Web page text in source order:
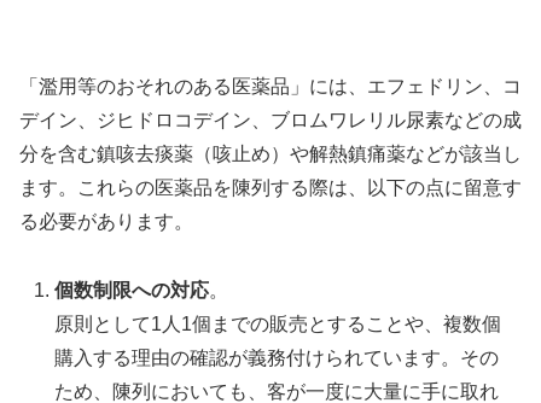
「濫用等のおそれのある医薬品」には、エフェドリン、コ
デイン、ジヒドロコデイン、ブロムワレリル尿素などの成
分を含む鎮咳去痰薬（咳止め）や解熱鎮痛薬などが該当し
ます。これらの医薬品を陳列する際は、以下の点に留意す
る必要があります。
個数制限への対応。
原則として1人1個までの販売とすることや、複数個
購入する理由の確認が義務付けられています。その
ため、陳列においても、客が一度に大量に手に取れ